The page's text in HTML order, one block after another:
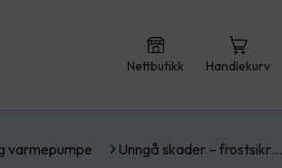
Nettbutikk Handlekurv
varmepumpe Unngå skader – frostsikr…